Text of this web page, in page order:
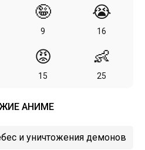
🤪
9
😭
16
😡
15
👶
25
АНИМЕ
и уничтожения демонов